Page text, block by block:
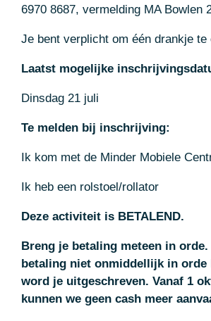
6970 8687, vermelding MA Bowlen
Je bent verplicht om één drankje te
Laatst mogelijke
Dinsdag 21 juli
Te melden bij inschrijving:
Ik kom met de Minder Mobiele
Ik heb een rolstoel/rollator
Deze activiteit is BETALEND.
Breng je betaling meteen in
betaling niet onmiddellijk in orde
word je uitgeschreven. Vanaf 1
kunnen we geen cash meer